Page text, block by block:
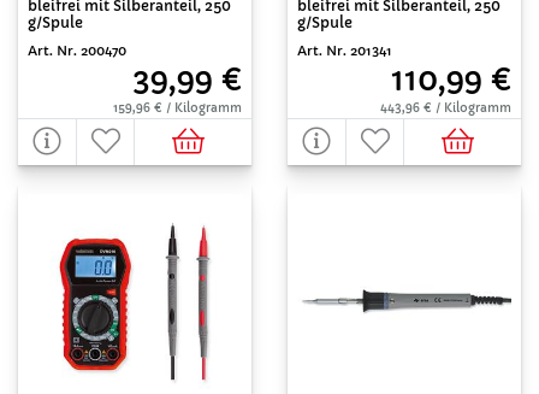
bleifrei mit Silberanteil, 250
g/Spule
Art. Nr. 200470
39,99 €
159,96 € / Kilogramm
bleifrei mit Silberanteil, 250
g/Spule
Art. Nr. 201341
110,99 €
443,96 € / Kilogramm